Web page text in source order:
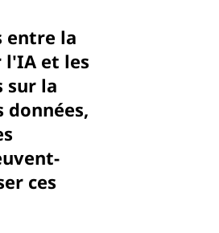
entre la
l'IA et les
sur la
ces